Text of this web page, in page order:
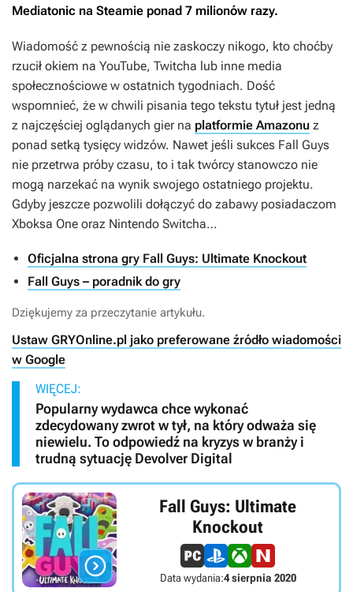
Mediatonic na Steamie ponad 7 milionów razy.
Wiadomość z pewnością nie zaskoczy nikogo, kto choćby
rzucił okiem na YouTube, Twitcha lub inne media
społecznościowe w ostatnich tygodniach. Dość
wspomnieć, że w chwili pisania tego tekstu tytuł jest jedną
z najczęściej oglądanych gier na platformie Amazonu z
ponad setką tysięcy widzów. Nawet jeśli sukces Fall Guys
nie przetrwa próby czasu, to i tak twórcy stanowczo nie
mogą narzekać na wynik swojego ostatniego projektu.
Gdyby jeszcze pozwolili dołączyć do zabawy posiadaczom
Xboksa One oraz Nintendo Switcha…
Oficjalna strona gry Fall Guys: Ultimate Knockout
Fall Guys – poradnik do gry
Dziękujemy za przeczytanie artykułu.
Ustaw GRYOnline.pl jako preferowane źródło wiadomości
w Google
WIĘCEJ:
Popularny wydawca chce wykonać
zdecydowany zwrot w tył, na który odważa się
niewielu. To odpowiedź na kryzys w branży i
trudną sytuację Devolver Digital

Fall Guys: Ultimate
Knockout
Data wydania:4 sierpnia 2020